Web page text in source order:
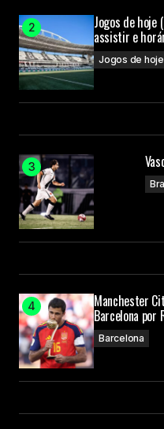
Jogos de
assistir e
Jogos de hoje
Manchester
Barcelona por
Barcelona